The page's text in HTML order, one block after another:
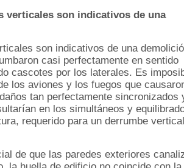
verticales son indicativos de una
son indicativos de una
casi perfectamente en sentido
cascotes por los laterales. Es
los aviones y los fuegos que
tan perfectamente sincronizados
en los simultáneos y
requerido para un derrumbe
de que las paredes exteriores